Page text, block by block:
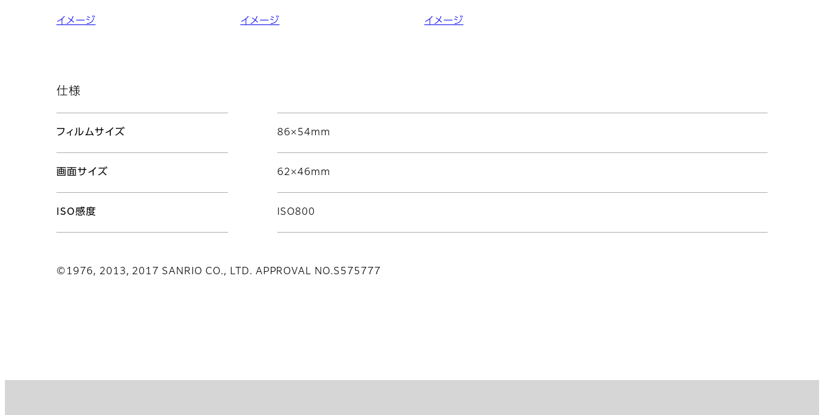
イメージ イメージ イメージ
仕様
フィルムサイズ 86×54mm
画面サイズ 62×46mm
ISO感度 ISO800
©1976, 2013, 2017 SANRIO CO., LTD. APPROVAL NO.S575777